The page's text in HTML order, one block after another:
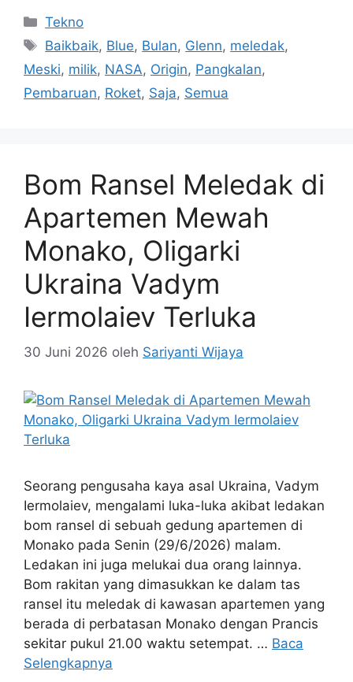
Kategori
Tekno
Tag
Baikbaik, Blue, Bulan, Glenn, meledak,
Meski, milik, NASA, Origin, Pangkalan,
Pembaruan, Roket, Saja, Semua
Bom Ransel Meledak di
Apartemen Mewah
Monako, Oligarki
Ukraina Vadym
Iermolaiev Terluka
30 Juni 2026 oleh Sariyanti Wijaya
Seorang pengusaha kaya asal Ukraina, Vadym
Iermolaiev, mengalami luka-luka akibat ledakan
bom ransel di sebuah gedung apartemen di
Monako pada Senin (29/6/2026) malam.
Ledakan ini juga melukai dua orang lainnya.
Bom rakitan yang dimasukkan ke dalam tas
ransel itu meledak di kawasan apartemen yang
berada di perbatasan Monako dengan Prancis
sekitar pukul 21.00 waktu setempat. … Baca
Selengkapnya